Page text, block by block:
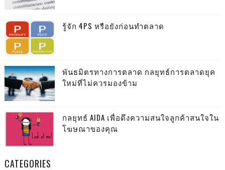
รู้จัก 4PS หรือยังก่อนทำตลาด
พันธมิตรทางการตลาด กลยุทธ์การตลาดยุค
ใหม่ที่ไม่ควรมองข้าม
กลยุทธ์ AIDA เพื่อดึงความสนใจลูกค้าสนใจใน
โฆษณาของคุณ
CATEGORIES